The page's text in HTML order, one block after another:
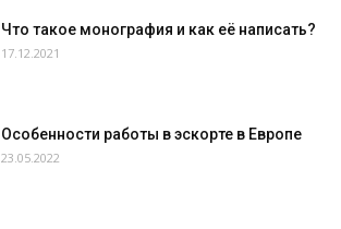
Что такое монография и как её написать?
17.12.2021
Особенности работы в эскорте в Европе
23.05.2022